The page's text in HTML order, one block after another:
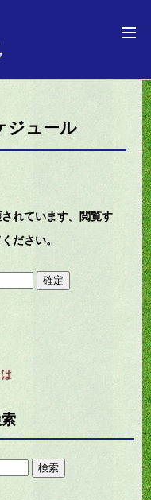
ジュール
れています。閲覧す
ださい。